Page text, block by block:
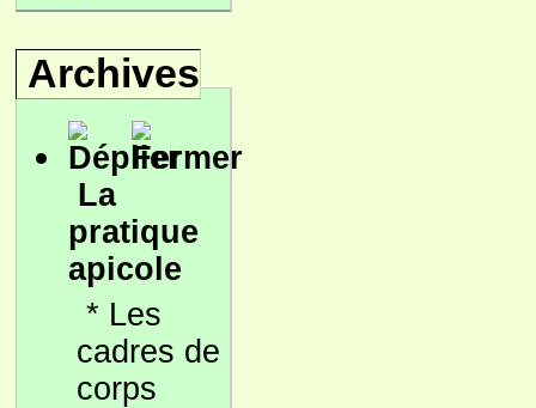
Archives
La
pratique
apicole
* Les
cadres de
corps